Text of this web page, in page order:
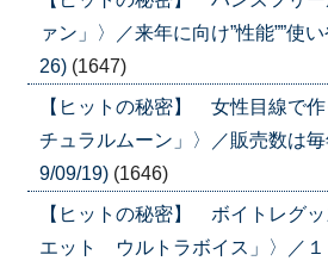
ァン」〉／来年に向け”性能””使
26) (1647)
【ヒットの秘密】 女性目線で
チュラルムーン」〉／販売数は
9/09/19) (1646)
【ヒットの秘密】 ボイトレグ
エット ウルトラボイス」〉／１